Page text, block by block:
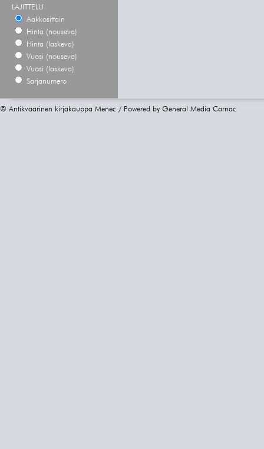
LAJITTELU
Aakkosittain
Hinta (nouseva)
Hinta (laskeva)
Vuosi (nouseva)
Vuosi (laskeva)
Sarjanumero
© Antikvaarinen kirjakauppa Menec / Powered by General Media Carnac